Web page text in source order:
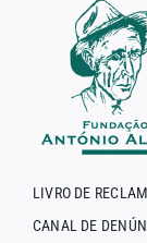
LIVRO DE
CANAL DE